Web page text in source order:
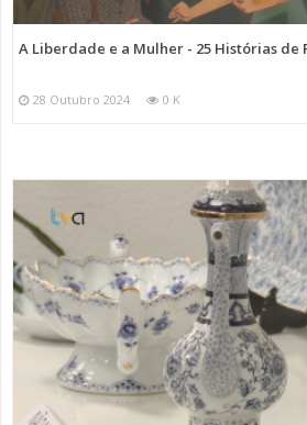
A Liberdade e a Mulher - 25 Histórias de
28 Outubro 2024 0 K